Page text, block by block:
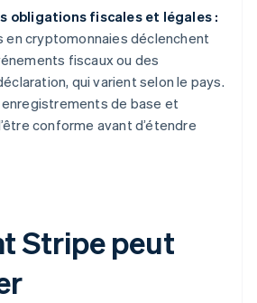
obligations fiscales et légales :
en cryptomonnaies déclenchent
fiscaux ou des
qui varient selon le pays.
de base et
conforme avant d’étendre
Stripe peut